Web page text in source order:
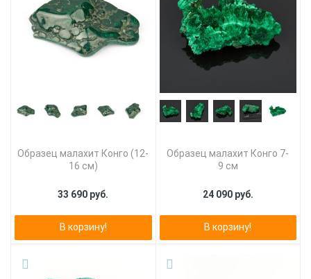
Образец малахит Конго (12-
16 см)
33 690 руб.
В корзину!
Образец малахит Конго 7-
9 см
24 090 руб.
В корзину!